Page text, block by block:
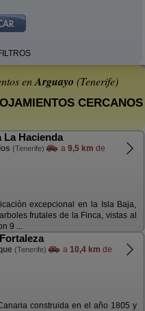
enArguayo (Tenerife)
CERCANOS
La Hacienda
(Tenerife) a 9,5 km de
excepcional en la Isla Baja,
frutales de la Finca, vistas al
9 ...
(Tenerife) a 10,4 km de
construida en el año 1805 y